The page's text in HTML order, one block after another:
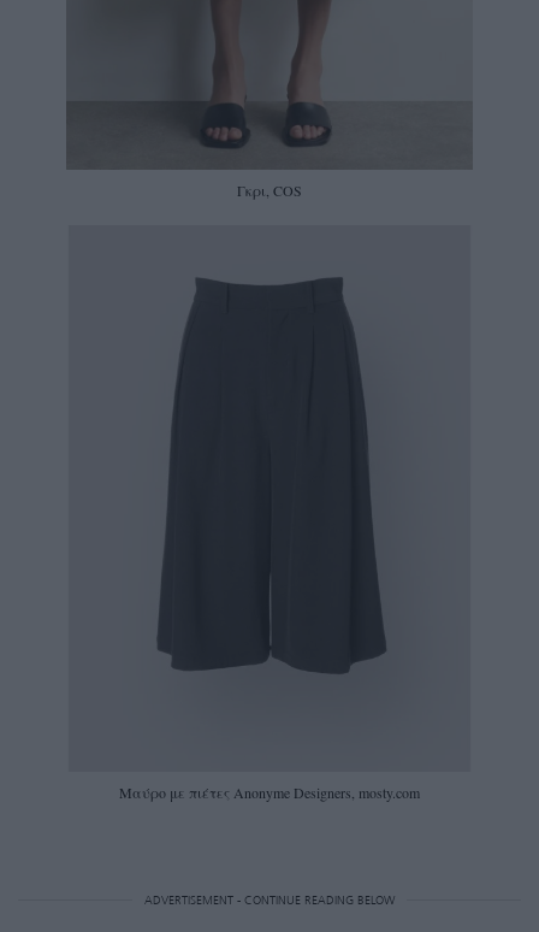
Γκρι, COS
Μαύρο με πιέτες Anonyme Designers, mosty.com
ADVERTISEMENT - CONTINUE READING BELOW